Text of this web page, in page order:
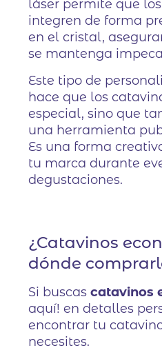
láser permite que
integren de forma
en el cristal,
se mantenga
Este tipo de
hace que los
especial, sino que
una herramienta
Es una forma
tu marca durante
degustaciones.
¿Catavinos
dónde
Si buscascatavinos
aquí! en detalles
encontrar tu
necesites.